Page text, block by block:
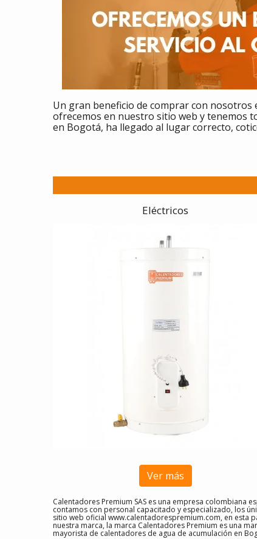
Un gran beneficio de comprarcon nosotros
ofrecemos en nuestro sitio web y tenemos
en Bogotá, ha llegado al lugar correcto,
Eléctricos
Ver más
Calentadores Premium SAS es una empresa colombiana
contamos con personal capacitado y especializado, los
sitio web oficial www.calentadorespremium.com, en esta
nuestra marca, la marca Calentadores Premium es una
mayorista de calentadores de agua de acumulación en